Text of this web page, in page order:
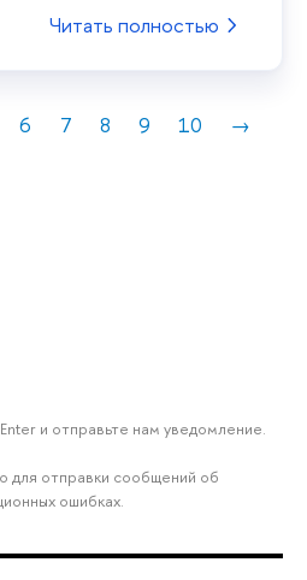
Читать полностью
6 7 8 9 10 →
и отправьте нам уведомление.
для отправки сообщений об
ошибках.